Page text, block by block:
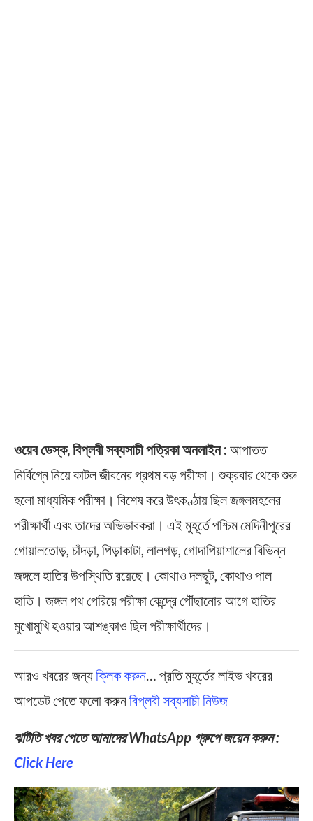
ওয়েব ডেস্ক, বিপ্লবী সব্যসাচী পত্রিকা অনলাইন : আপাতত
নির্বিগ্নে নিয়ে কাটল জীবনের প্রথম বড় পরীক্ষা। শুক্রবার থেকে শুরু
হলো মাধ্যমিক পরীক্ষা। বিশেষ করে উৎকণ্ঠায় ছিল জঙ্গলমহলের
পরীক্ষার্থী এবং তাদের অভিভাবকরা। এই মুহূর্তে পশ্চিম মেদিনীপুরের
গোয়ালতোড়, চাঁদড়া, পিড়াকাটা, লালগড়, গোদাপিয়াশালের বিভিন্ন
জঙ্গলে হাতির উপস্থিতি রয়েছে। কোথাও দলছুট, কোথাও পাল
হাতি। জঙ্গল পথ পেরিয়ে পরীক্ষা কেন্দ্রে পৌঁছানোর আগে হাতির
মুখোমুখি হওয়ার আশঙ্কাও ছিল পরীক্ষার্থীদের।
আরও খবরের জন্যক্লিক করুন… প্রতি মুহূর্তের লাইভ খবরের
আপডেট পেতে ফলো করুনবিপ্লবী সব্যসাচী নিউজ
ঝটিতি খবর পেতে আমাদের WhatsApp গ্রুপে জয়েন করুন :
Click Here